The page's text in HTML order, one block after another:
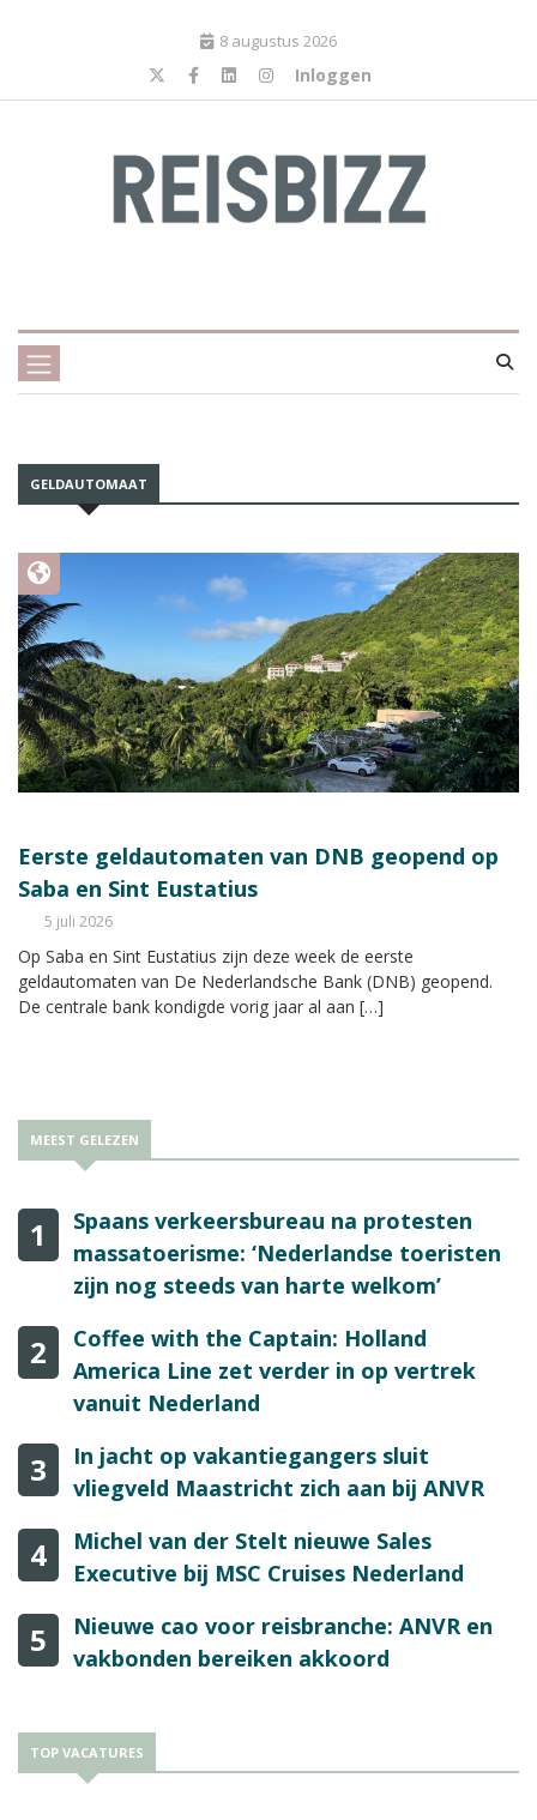
8 augustus 2026
Inloggen
GELDAUTOMAAT
Eerste geldautomaten van DNB geopend op
Saba en Sint Eustatius
5 juli 2026
Op Saba en Sint Eustatius zijn deze week de eerste
geldautomaten van De Nederlandsche Bank (DNB) geopend.
De centrale bank kondigde vorig jaar al aan […]
MEEST GELEZEN
1
Spaans verkeersbureau na protesten
massatoerisme: ‘Nederlandse toeristen
zijn nog steeds van harte welkom’
2
Coffee with the Captain: Holland
America Line zet verder in op vertrek
vanuit Nederland
3
In jacht op vakantiegangers sluit
vliegveld Maastricht zich aan bij ANVR
4
Michel van der Stelt nieuwe Sales
Executive bij MSC Cruises Nederland
5
Nieuwe cao voor reisbranche: ANVR en
vakbonden bereiken akkoord
TOP VACATURES